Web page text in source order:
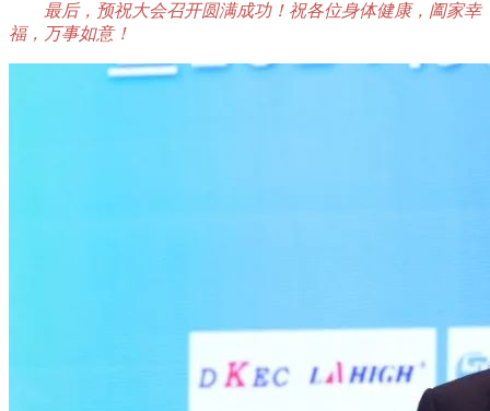
最后，预祝大会召开圆满成功！祝各位身体健康，阖家幸
福，万事如意！